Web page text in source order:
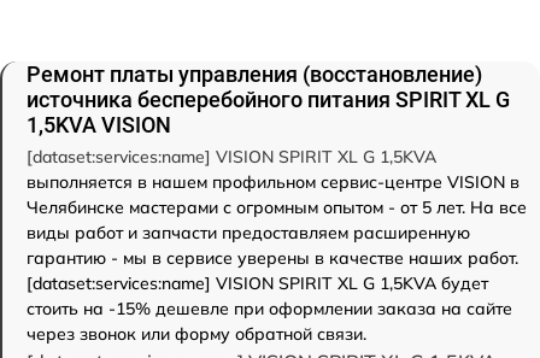
Ремонт платы управления (восстановление)
источника бесперебойного питания SPIRIT XL G
1,5KVA VISION
[dataset:services:name] VISION SPIRIT XL G 1,5KVA
выполняется в нашем профильном сервис-центре VISION в
Челябинске мастерами с огромным опытом - от 5 лет. На все
виды работ и запчасти предоставляем расширенную
гарантию - мы в сервисе уверены в качестве наших работ.
[dataset:services:name] VISION SPIRIT XL G 1,5KVA будет
стоить на -15% дешевле при оформлении заказа на сайте
через звонок или форму обратной связи.